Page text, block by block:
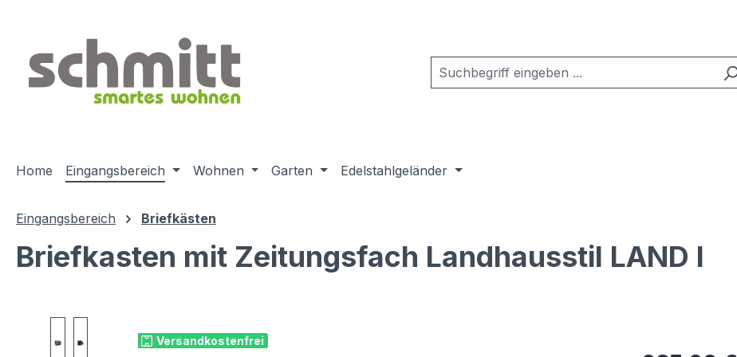
Home Eingangsbereich Wohnen Garten Edelstahlgeländer
Eingangsbereich Briefkästen
Briefkasten mit Zeitungsfach Landhausstil LAND I
Versandkostenfrei